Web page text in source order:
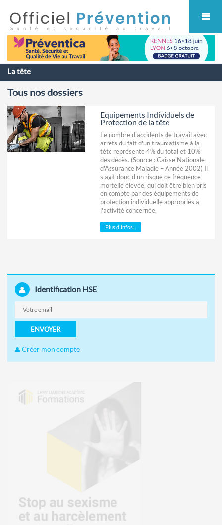
La tête
Tous nos dossiers
Equipements Individuels de
Protection de la tête
Le nombre d'accidents de travail avec
arrêts du fait d'un traumatisme à la
tète représente 4% du total et 10%
des décès. (Source : Caisse Nationale
d'Assurance Maladie – Année 2002) Il
s'agit donc d'un risque de fréquence
mortelle élevée, qui doit être bien pris
en compte par des équipements de
protection individuelle appropriés à
l'activité concernée.
Plus d'infos...
Identification HSE
ENVOYER
Créer mon compte